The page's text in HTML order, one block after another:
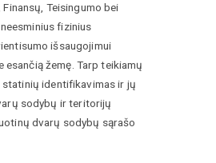
Teisingumo bei
fizinius
išsaugojimui
žemę. Tarp teikiamų
identifikavimas ir jų
sodybų ir teritorijų
dvarų sodybų sąrašo